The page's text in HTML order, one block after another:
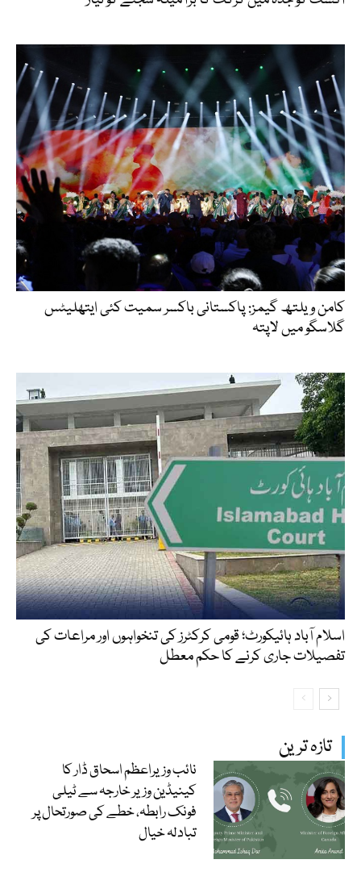
تازہ ترین
نائب وزیراعظم اسحاق ڈار کا
کینیڈین وزیر خارجہ سے ٹیلی
فونک رابطہ، خطے کی صورتحال پر
تبادلہ خیال
کامن ویلتھ گیمز: پاکستانی باکسر سمیت کئی ایتھلیٹس
گلاسگو میں لاپتہ
اسلام آباد ہائیکورٹ؛ قومی کرکٹرز کی تنخواہوں اور مراعات کی
تفصیلات جاری کرنے کا حکم معطل